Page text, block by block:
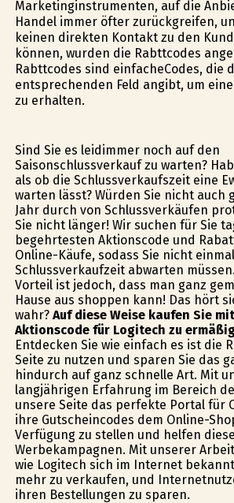
Marketinginstrumenten, auf die
Handel immer öfter zurückgreifen,
keinen direkten Kontakt zu den
können, wurden die Rabttcodes
Rabttcodes sind einfacheCodes, die
entsprechenden Feld angibt, um
zu erhalten.
Sind Sie es leidimmer noch auf den
Saisonschlussverkauf zu warten?
als ob die Schlussverkaufszeit eine
warten lässt? Würden Sie nicht auch
Jahr durch von Schlussverkäufen
Sie nicht länger! Wir suchen für Sie
begehrtesten Aktionscode und
Online-Käufe, sodass Sie nicht
Schlussverkaufzeit abwarten
Vorteil ist jedoch, dass man ganz
Hause aus shoppen kann! Das hört
wahr? Auf diese Weise kaufen Sie
Aktionscode für Logitech zu
Entdecken Sie wie einfach es ist die
Seite zu nutzen und sparen Sie das
hindurch auf ganz schnelle Art. Mit
langjährigen Erfahrung im Bereich
unsere Seite das perfekte Portal für
ihre Gutscheincodes dem Online-
Verfügung zu stellen und helfen
Werbekampagnen. Mit unserer
wie Logitech sich im Internet
mehr zu verkaufen, und
ihren Bestellungen zu sparen.